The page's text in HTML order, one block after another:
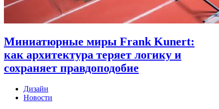
Миниатюрные миры Frank Kunert:
как архитектура теряет логику и
сохраняет правдоподобие
Дизайн
Новости